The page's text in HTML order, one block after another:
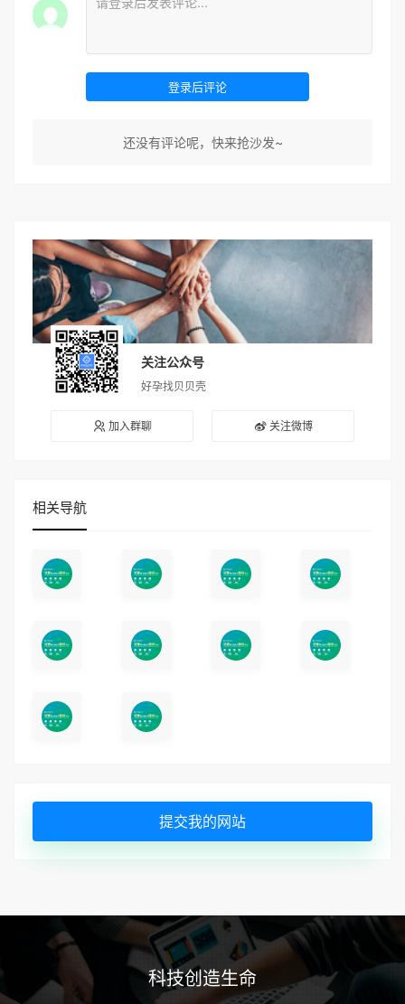
登录后评论
还没有评论呢，快来抢沙发~
关注公众号
好孕找贝贝壳
加入群聊 关注微博
相关导航
提交我的网站
科技创造生命